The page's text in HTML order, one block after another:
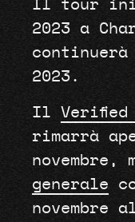
Il tour
2023 a
2023.
Il
rimarrà
novembre,
generale
novembre